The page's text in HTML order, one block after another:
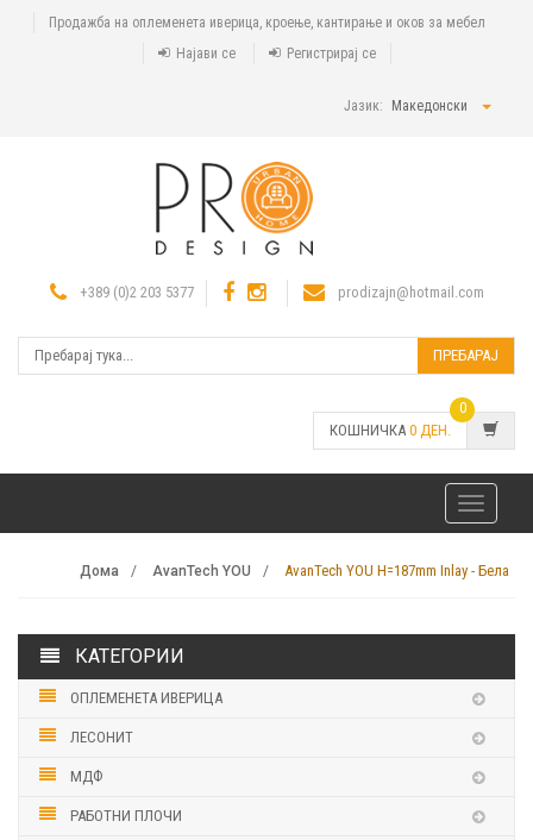
Продажба на оплеменета иверица, кроење, кантирање и оков за мебел
Најави се
Регистрирај се
Јазик: Македонски
+389 (0)2 203 5377 prodizajn@hotmail.com
ПРЕБАРАЈ
КОШНИЧКА 0 ДЕН.
0
Toggle
navigation
Дома AvanTech YOU AvanTech YOU H=187mm Inlay - Бела
КАТЕГОРИИ
ОПЛЕМЕНЕТА ИВЕРИЦА
ЛЕСОНИТ
МДФ
РАБОТНИ ПЛОЧИ